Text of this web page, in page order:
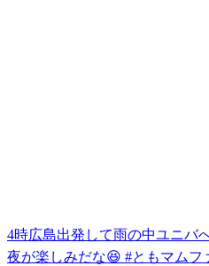
4時広島出発して雨の中ユニバ
夜が楽しみだな😆 #ともマムフ